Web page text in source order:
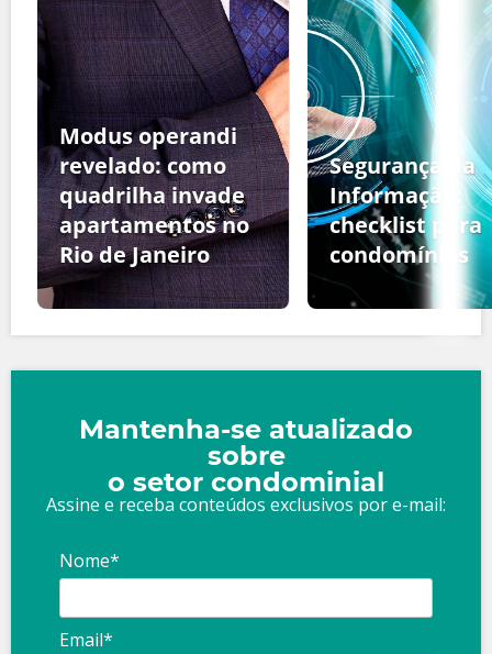
Modus operandi
revelado: como
quadrilha invade
apartamentos no
Rio de Janeiro
Segurança da
Informação:
checklist para
condomínios
Mantenha-se atualizado
sobre
o setor condominial
Assine e receba conteúdos exclusivos por e-mail:
Nome*
Email*